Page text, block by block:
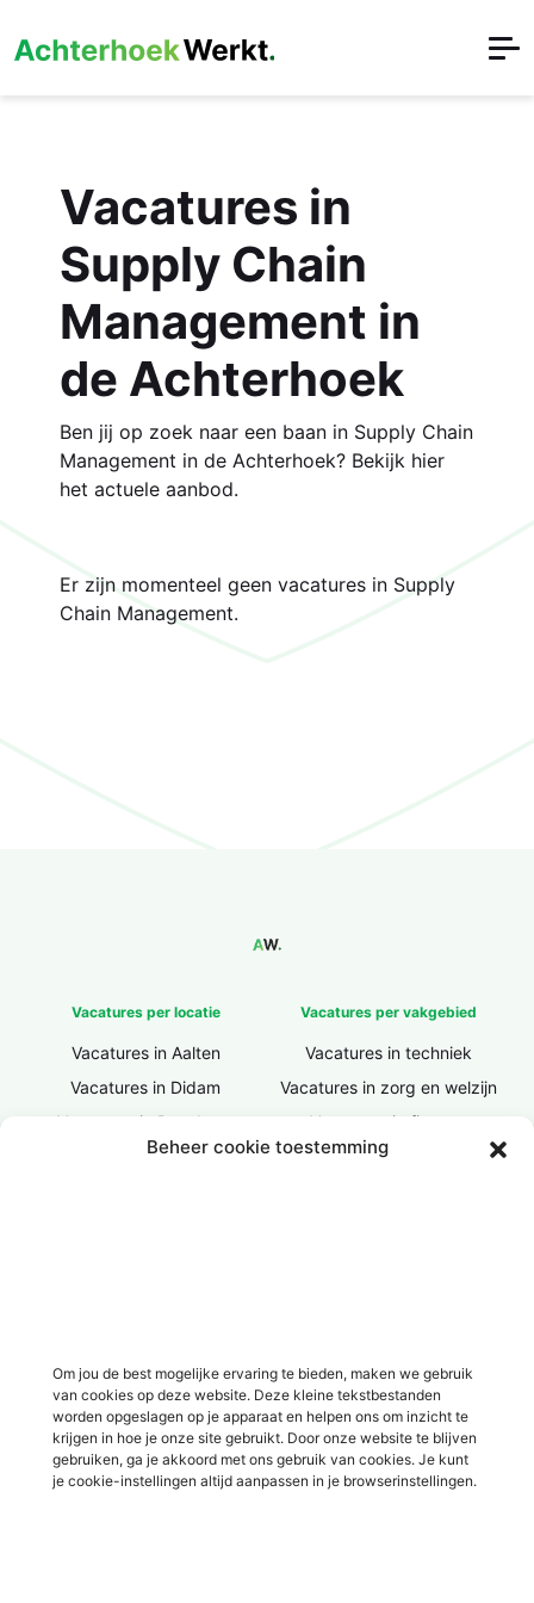
Beheer cookie toestemming
Om jou de best mogelijke ervaring te bieden, maken we gebruik
van cookies op deze website. Deze kleine tekstbestanden
worden opgeslagen op je apparaat en helpen ons om inzicht te
krijgen in hoe je onze site gebruikt. Door onze website te blijven
gebruiken, ga je akkoord met ons gebruik van cookies. Je kunt
je cookie-instellingen altijd aanpassen in je browserinstellingen.
Vacatures in
Supply Chain
Management in
de Achterhoek
Ben jij op zoek naar een baan in Supply Chain
Management in de Achterhoek? Bekijk hier
het actuele aanbod.
Er zijn momenteel geen vacatures in Supply
Chain Management.
Vacatures per locatie
Vacatures in Aalten
Vacatures in Didam
Vacatures in Doesburg
Vacatures in Doetinchem
Vacatures in Varsseveld
Vacatures in Winterswijk
Vacatures in Zelhem
Vacatures in Zutphen
Vacatures per vakgebied
Vacatures in techniek
Vacatures in zorg en welzijn
Vacatures in finance
Vacatures in ICT / IT